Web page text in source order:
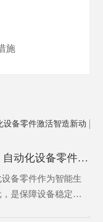
施
爱合发：精造配件赋能智能生产 自动化设备零件激活智造新动能
备零件作为智能生
是保障设备稳定运